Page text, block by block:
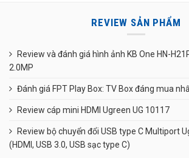
REVIEW SẢN PHẨM
Review và đánh giá hình ảnh KB One HN-
2.0MP
Đánh giá FPT Play Box: TV Box đáng mua
Review cáp mini HDMI Ugreen UG 10117
Review bộ chuyển đổi USB type C Multiport
(HDMI, USB 3.0, USB sạc type C)